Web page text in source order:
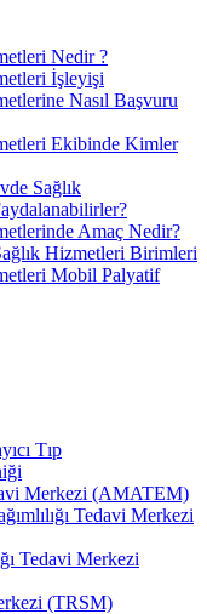
Nedir ?
İşleyişi
Nasıl Başvuru
Ekibinde Kimler
Sağlık
Amaç Nedir?
Hizmetleri Birimleri
Mobil Palyatif
Tıp
Merkezi (AMATEM)
Tedavi Merkezi
Tedavi Merkezi
(TRSM)